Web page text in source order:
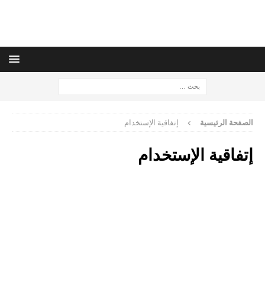
الصفحة الرئيسية إتفاقية الإستخدام
إتفاقية الإستخدام